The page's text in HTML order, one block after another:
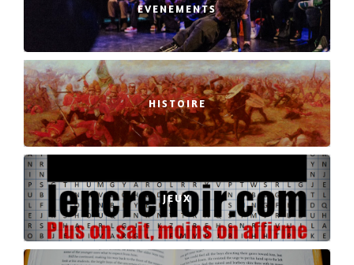
EVENEMENTS
HISTOIRE
JEUX